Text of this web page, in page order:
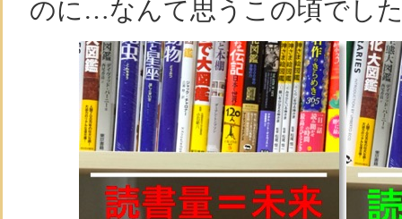
のに…なんて思うこの頃でし